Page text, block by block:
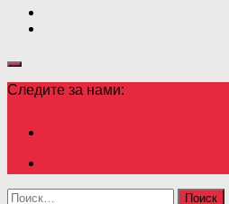
Следите за нами:
Найти: